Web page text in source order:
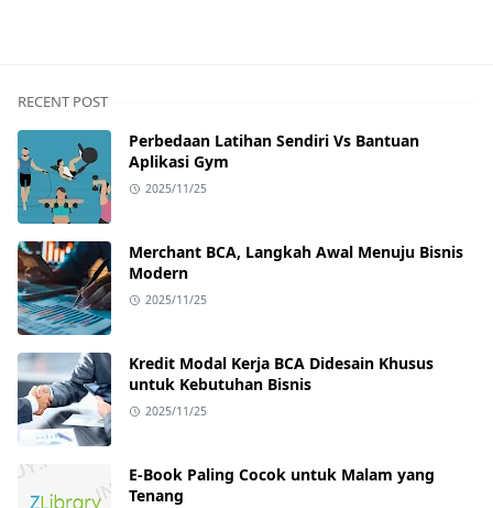
RECENT POST
Perbedaan Latihan Sendiri Vs Bantuan
Aplikasi Gym
2025/11/25
Merchant BCA, Langkah Awal Menuju Bisnis
Modern
2025/11/25
Kredit Modal Kerja BCA Didesain Khusus
untuk Kebutuhan Bisnis
2025/11/25
E-Book Paling Cocok untuk Malam yang
Tenang